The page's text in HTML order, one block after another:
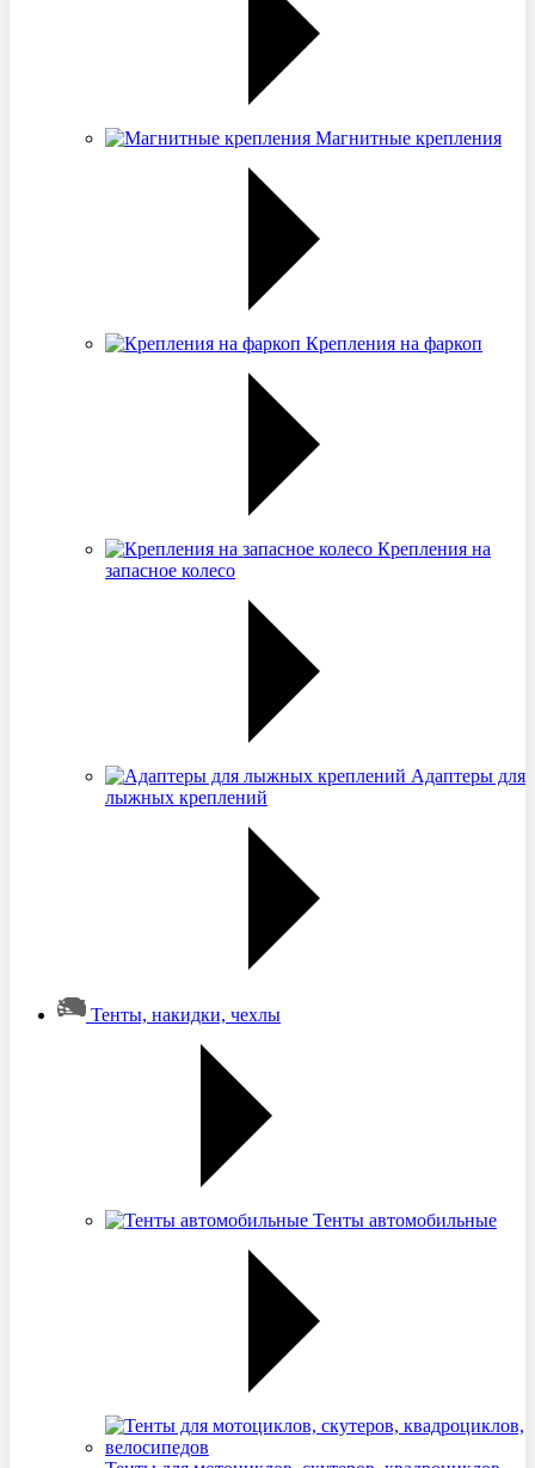
Магнитные крепления
Крепления на фаркоп
Крепления на
запасное колесо
Адаптеры для
лыжных креплений
Тенты, накидки, чехлы
Тенты автомобильные